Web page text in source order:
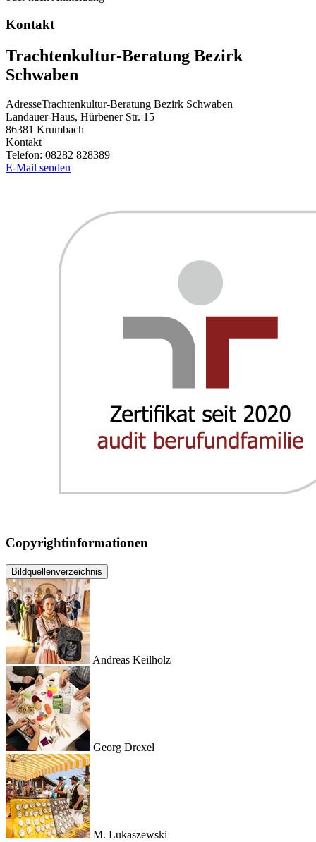
Kontakt
Trachtenkultur-Beratung Bezirk
Schwaben
AdresseTrachtenkultur-Beratung Bezirk Schwaben
Landauer-Haus, Hürbener Str. 15
86381 Krumbach
Kontakt
Telefon: 08282 828389
E-Mail senden
Copyrightinformationen
Bildquellenverzeichnis
Andreas Keilholz
Georg Drexel
M. Lukaszewski